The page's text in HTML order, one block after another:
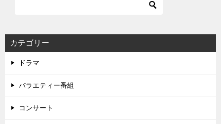
カテゴリー
ドラマ
バラエティー番組
コンサート